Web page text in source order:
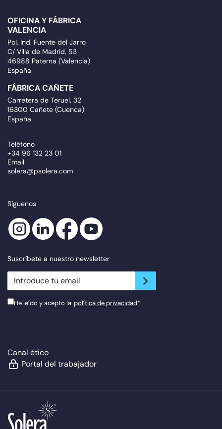
OFICINA Y FÁBRICA
VALENCIA
Pol. Ind. Fuente del Jarro
C/ Villa de Madrid, 53
46988 Paterna (Valencia)
España
FÁBRICA CAÑETE
Carretera de Teruel, 32
16300 Cañete (Cuenca)
España
Teléfono
+34 96 132 23 01
Email
solera@psolera.com
Síguenos
Suscríbete a nuestro newsletter
newsletter.suscribe
He leído y acepto la política de privacidad*
Canal ético
Portal del trabajador